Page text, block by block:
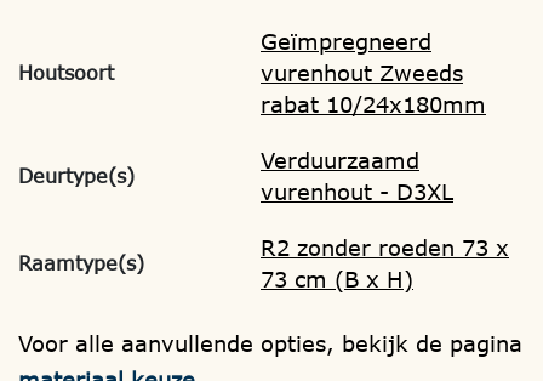
Houtsoort
Geïmpregneerd
vurenhout Zweeds
rabat 10/24x180mm
Deurtype(s)
Verduurzaamd
vurenhout - D3XL
Raamtype(s)
R2 zonder roeden 73 x
73 cm (B x H)
Voor alle aanvullende opties, bekijk de pagina